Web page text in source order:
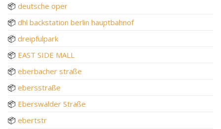
📦 deutsche oper
📦 dhl backstation berlin hauptbahnof
📦 dreipfulpark
📦 EAST SIDE MALL
📦 eberbacher straße
📦 ebersstraße
📦 Eberswalder Straße
📦 ebertstr